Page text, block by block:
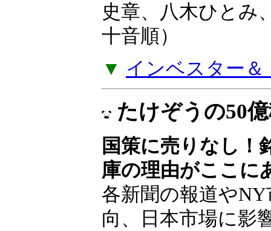
史章、八木ひとみ
十音順）
▼ インベスター＆
たけぞうの50
国策に売りなし！
庫の理由がここに
各新聞の報道や
向、日本市場に影